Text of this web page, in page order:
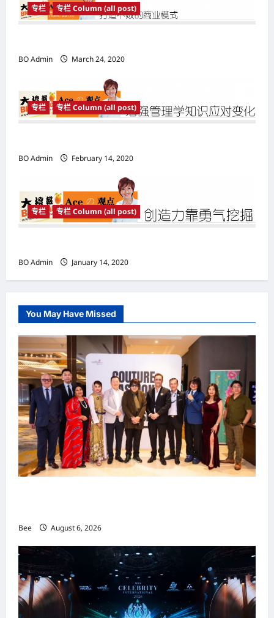
i
i
o
专栏 专栏 Column (all post)
BO Admin March 24, 2020
专栏 专栏 Column (all post)
BO Admin February 14, 2020
专栏 专栏 Column (all post)
BO Admin January 14, 2020
You May Have Missed
Bee August 6, 2026